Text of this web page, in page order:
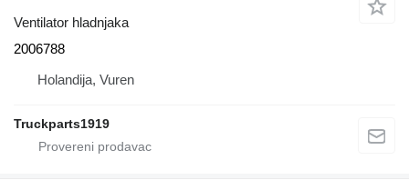
Ventilator hladnjaka
2006788
Holandija, Vuren
Truckparts1919